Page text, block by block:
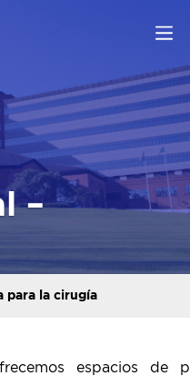
–
para la cirugía
espacios de